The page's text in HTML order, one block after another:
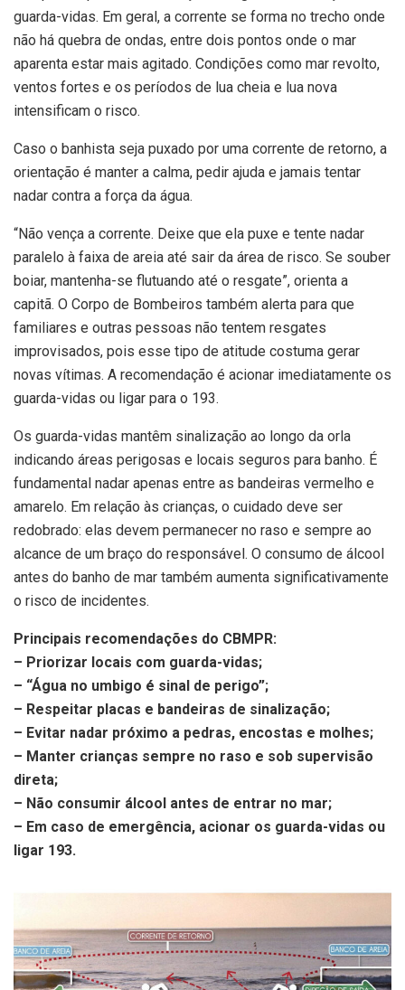
guarda-vidas. Em geral, a corrente se forma no trecho onde
não há quebra de ondas, entre dois pontos onde o mar
aparenta estar mais agitado. Condições como mar revolto,
ventos fortes e os períodos de lua cheia e lua nova
intensificam o risco.
Caso o banhista seja puxado por uma corrente de retorno, a
orientação é manter a calma, pedir ajuda e jamais tentar
nadar contra a força da água.
“Não vença a corrente. Deixe que ela puxe e tente nadar
paralelo à faixa de areia até sair da área de risco. Se souber
boiar, mantenha-se flutuando até o resgate”, orienta a
capitã. O Corpo de Bombeiros também alerta para que
familiares e outras pessoas não tentem resgates
improvisados, pois esse tipo de atitude costuma gerar
novas vítimas. A recomendação é acionar imediatamente os
guarda-vidas ou ligar para o 193.
Os guarda-vidas mantêm sinalização ao longo da orla
indicando áreas perigosas e locais seguros para banho. É
fundamental nadar apenas entre as bandeiras vermelho e
amarelo. Em relação às crianças, o cuidado deve ser
redobrado: elas devem permanecer no raso e sempre ao
alcance de um braço do responsável. O consumo de álcool
antes do banho de mar também aumenta significativamente
o risco de incidentes.
Principais recomendações do CBMPR:
– Priorizar locais com guarda-vidas;
– “Água no umbigo é sinal de perigo”;
– Respeitar placas e bandeiras de sinalização;
– Evitar nadar próximo a pedras, encostas e molhes;
– Manter crianças sempre no raso e sob supervisão
direta;
– Não consumir álcool antes de entrar no mar;
– Em caso de emergência, acionar os guarda-vidas ou
ligar 193.